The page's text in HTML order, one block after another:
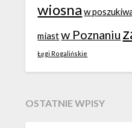
wiosna w
miastw Poznaniu
Łęgi Rogalińskie
OSTATNIE WPISY